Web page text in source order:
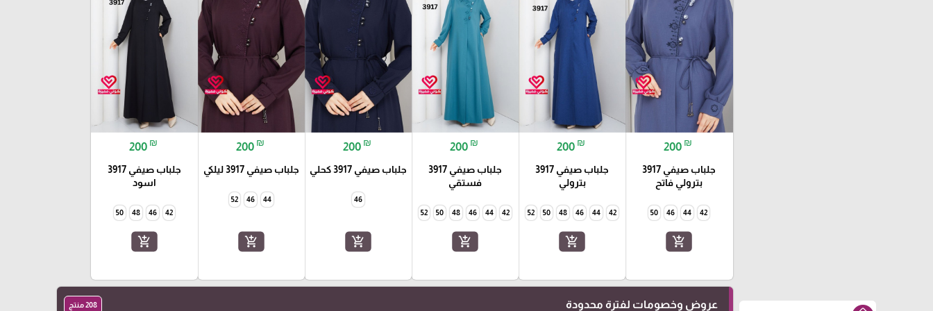
200 ₪
جلباب صيفي 3917
بترولي فاتح
42
44
46
50
add_shopping_cart
200 ₪
جلباب صيفي 3917
بترولي
42
44
46
48
50
52
add_shopping_cart
200 ₪
جلباب صيفي 3917
فستقي
42
44
46
48
50
52
add_shopping_cart
200 ₪
جلباب صيفي 3917 كحلي
46
add_shopping_cart
200 ₪
جلباب صيفي 3917 ليلكي
44
46
52
add_shopping_cart
200 ₪
جلباب صيفي 3917
اسود
42
46
48
50
add_shopping_cart
عروض وخصومات لفترة محدودة 208 منتج